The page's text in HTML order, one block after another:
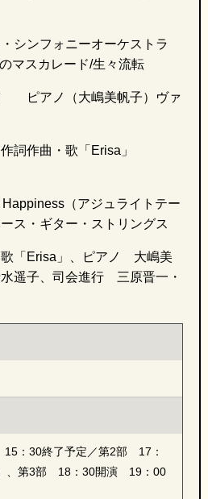
シンフォニーオーケストラ
マスカレード/生々流転
ピアノ（大嶋美帆子）ヴァ
詞作曲・歌「Erisa」
（アジュライトテー
ス・ギター・ストリングス
歌「Erisa」、ピアノ 大嶋美
遥子、司会進行 三原晋一・
：30終了予定／第2部 17：
、第3部 18：30開演 19：00